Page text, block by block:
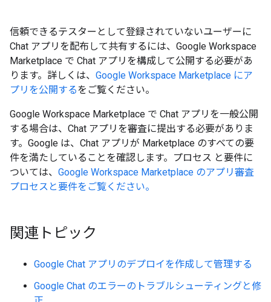
信頼できるテスターとして登録されていないユーザーに
Chat アプリを配布して共有するには、Google Workspace
Marketplace で Chat アプリを構成して公開する必要があ
ります。詳しくは、 Google Workspace Marketplace にア
プリを公開するをご覧ください。
Google Workspace Marketplace で Chat アプリを一般公開
する場合は、Chat アプリを審査に提出する必要がありま
す。Google は、Chat アプリが Marketplace のすべての要
件を満たしていることを確認します。プロセス と要件に
ついては、 Google Workspace Marketplace のアプリ審査
プロセスと要件をご覧ください。
関連トピック
Google Chat アプリのデプロイを作成して管理する
Google Chat のエラーのトラブルシューティングと修